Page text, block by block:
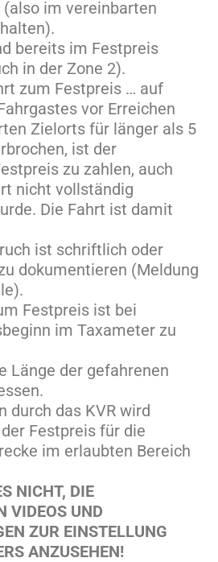
im vereinbarten
bereits im Festpreis
in der Zone 2).
zum Festpreis … auf
vor Erreichen
Zielorts für länger als 5
ist der
zu zahlen, auch
nicht vollständig
Die Fahrt ist damit
ist schriftlich oder
dokumentieren (Meldung
Festpreis ist bei
im Taxameter zu
Länge der gefahrenen
durch das KVR wird
Festpreis für die
im erlaubten Bereich
NICHT, DIE
VIDEOS UND
ZUR EINSTELLUNG
ANZUSEHEN!